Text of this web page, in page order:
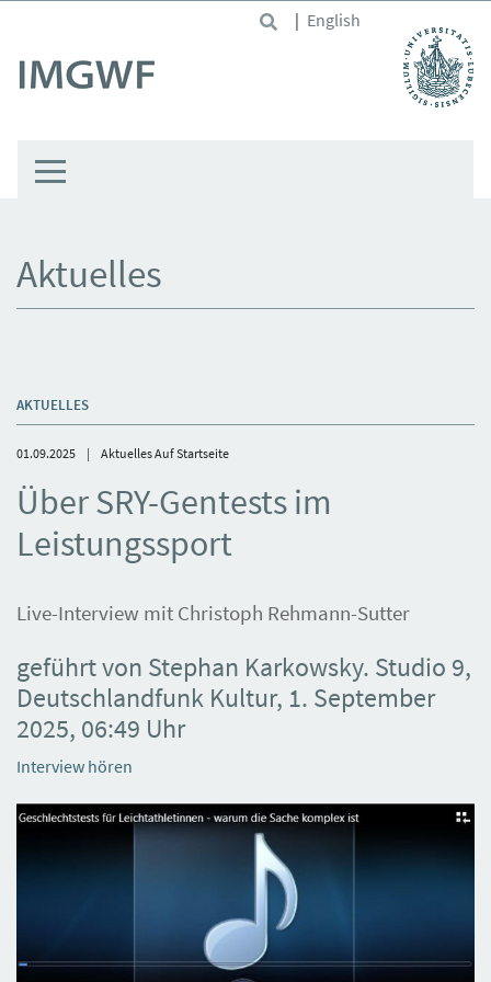
| English
Aktuelles
AKTUELLES
01.09.2025 Aktuelles Auf Startseite
Über SRY-Gentests im
Leistungssport
Live-Interview mit Christoph Rehmann-Sutter
geführt von Stephan Karkowsky. Studio 9,
Deutschlandfunk Kultur, 1. September
2025, 06:49 Uhr
Interview hören